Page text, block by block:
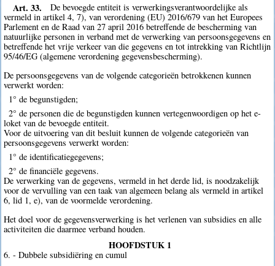
Art. 33.
De bevoegde entiteit is verwerkingsverantwoordelijke als
vermeld in artikel 4, 7), van verordening (EU) 2016/679 van het Europees
Parlement en de Raad van 27 april 2016 betreffende de bescherming van
natuurlijke personen in verband met de verwerking van persoonsgegevens en
betreffende het vrije verkeer van die gegevens en tot intrekking van Richtlijn
95/46/EG (algemene verordening gegevensbescherming).
De persoonsgegevens van de volgende categorieën betrokkenen kunnen
verwerkt worden:
1° de begunstigden;
2° de personen die de begunstigden kunnen vertegenwoordigen op het e-
loket van de bevoegde entiteit.
Voor de uitvoering van dit besluit kunnen de volgende categorieën van
persoonsgegevens verwerkt worden:
1° de identificatiegegevens;
2° de financiële gegevens.
De verwerking van de gegevens, vermeld in het derde lid, is noodzakelijk
voor de vervulling van een taak van algemeen belang als vermeld in artikel
6, lid 1, e), van de voormelde verordening.
Het doel voor de gegevensverwerking is het verlenen van subsidies en alle
activiteiten die daarmee verband houden.
HOOFDSTUK 1
6. - Dubbele subsidiëring en cumul